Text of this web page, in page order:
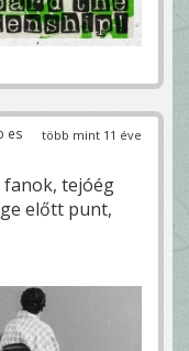
több mint 11 éve
es
fanok, tejóég
előtt punt,